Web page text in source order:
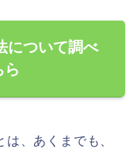
について調べ
ら
、あくまでも、